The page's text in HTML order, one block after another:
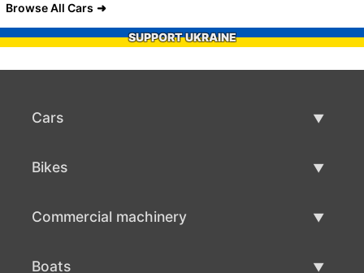
Browse All Cars
SUPPORT UKRAINE
Cars
Bikes
Commercial machinery
Boats